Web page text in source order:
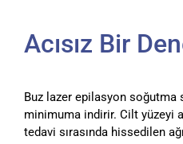
Acısız Bir
Buz lazer epilasyon soğutma
minimuma indirir. Cilt yüzeyi
tedavi sırasında hissedilen